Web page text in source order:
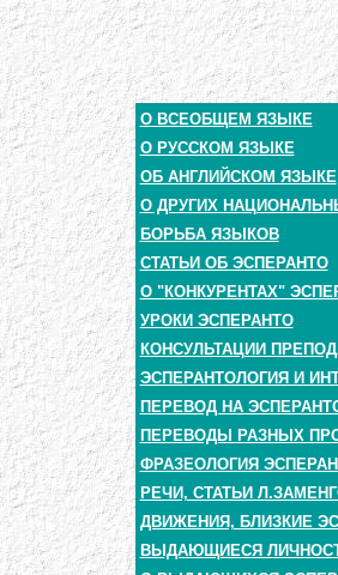
О ВСЕОБЩЕМ ЯЗЫКЕ
О РУССКОМ ЯЗЫКЕ
ОБ АНГЛИЙСКОМ ЯЗЫКЕ
О ДРУГИХ
БОРЬБА ЯЗЫКОВ
СТАТЬИ ОБ ЭСПЕРАНТО
О "КОНКУРЕНТАХ"
УРОКИ ЭСПЕРАНТО
КОНСУЛЬТАЦИИ
ЭСПЕРАНТОЛОГИЯ И
ПЕРЕВОД НА
ПЕРЕВОДЫ РАЗНЫХ
ФРАЗЕОЛОГИЯ
РЕЧИ, СТАТЬИ
ДВИЖЕНИЯ, БЛИЗКИЕ
ВЫДАЮЩИЕСЯ